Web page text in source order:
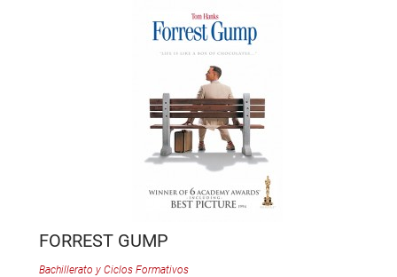
FORREST GUMP
Bachillerato y Ciclos Formativos